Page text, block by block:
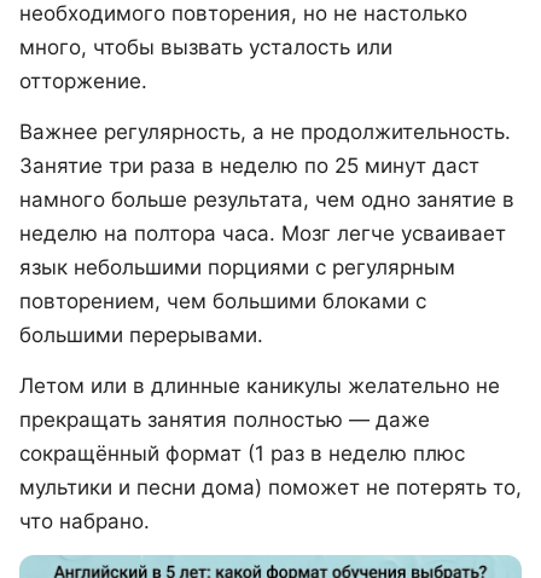
необходимого повторения, но не настолько
много, чтобы вызвать усталость или
отторжение.
Важнее регулярность, а не продолжительность.
Занятие три раза в неделю по 25 минут даст
намного больше результата, чем одно занятие в
неделю на полтора часа. Мозг легче усваивает
язык небольшими порциями с регулярным
повторением, чем большими блоками с
большими перерывами.
Летом или в длинные каникулы желательно не
прекращать занятия полностью — даже
сокращённый формат (1 раз в неделю плюс
мультики и песни дома) поможет не потерять то,
что набрано.